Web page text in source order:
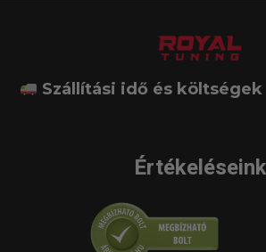
Szállítási idő és költségek
Értékeléseink